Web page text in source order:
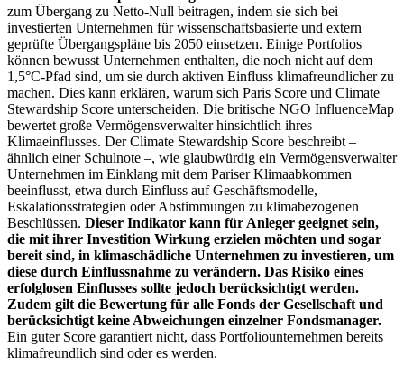
zum Übergang zu Netto-Null beitragen, indem sie sich bei
investierten Unternehmen für wissenschaftsbasierte und extern
geprüfte Übergangspläne bis 2050 einsetzen. Einige Portfolios
können bewusst Unternehmen enthalten, die noch nicht auf dem
1,5°C-Pfad sind, um sie durch aktiven Einfluss klimafreundlicher zu
machen. Dies kann erklären, warum sich Paris Score und Climate
Stewardship Score unterscheiden. Die britische NGO InfluenceMap
bewertet große Vermögensverwalter hinsichtlich ihres
Klimaeinflusses. Der Climate Stewardship Score beschreibt –
ähnlich einer Schulnote –, wie glaubwürdig ein Vermögensverwalter
Unternehmen im Einklang mit dem Pariser Klimaabkommen
beeinflusst, etwa durch Einfluss auf Geschäftsmodelle,
Eskalationsstrategien oder Abstimmungen zu klimabezogenen
Beschlüssen. Dieser Indikator kann für Anleger geeignet sein,
die mit ihrer Investition Wirkung erzielen möchten und sogar
bereit sind, in klimaschädliche Unternehmen zu investieren, um
diese durch Einflussnahme zu verändern. Das Risiko eines
erfolglosen Einflusses sollte jedoch berücksichtigt werden.
Zudem gilt die Bewertung für alle Fonds der Gesellschaft und
berücksichtigt keine Abweichungen einzelner Fondsmanager.
Ein guter Score garantiert nicht, dass Portfoliounternehmen bereits
klimafreundlich sind oder es werden.